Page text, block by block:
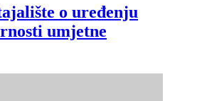
o uređenju
umjetne